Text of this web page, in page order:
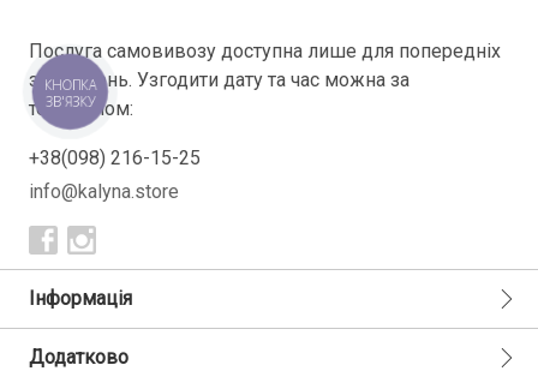
Послуга самовивозу доступна лише для попередніх
замовлень. Узгодити дату та час можна за
телефоном:
+38(098) 216-15-25
info@kalyna.store
Інформація
Додатково
КНОПКА
ЗВ'ЯЗКУ